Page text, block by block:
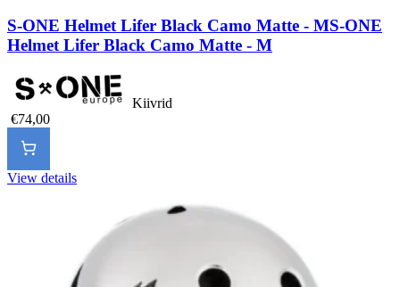
S-ONE Helmet Lifer Black Camo Matte - MS-ONE
Helmet Lifer Black Camo Matte - M
Kiivrid
€74,00
View details